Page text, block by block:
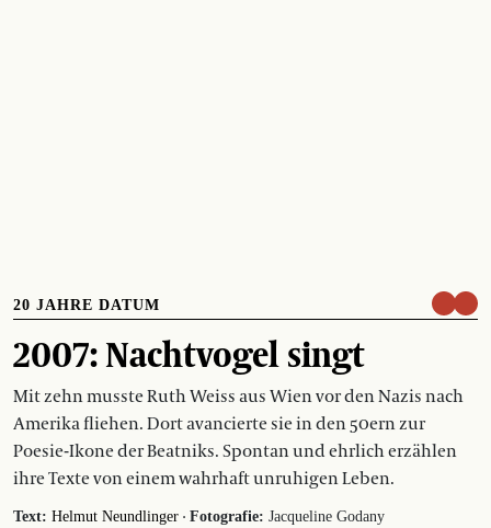
20 JAHRE DATUM
2007: Nachtvogel singt
Mit zehn musste Ruth Weiss aus Wien vor den Nazis nach
Amerika fliehen. Dort avancierte sie in den 50ern zur
Poesie-Ikone der Beatniks. Spontan und ehrlich erzählen
ihre Texte von einem wahrhaft unruhigen Leben.
Text: Helmut Neundlinger · Fotografie: Jacqueline Godany